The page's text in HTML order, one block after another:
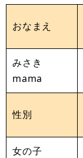
おなまえ
みさき
mama
性別
女の子